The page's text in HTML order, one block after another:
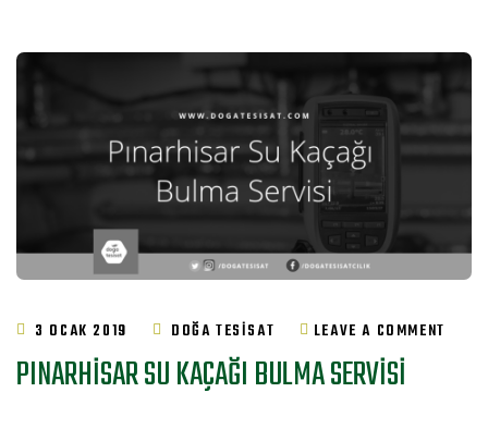
3 OCAK 2019 DOĞA TESISAT LEAVE A COMMENT
PINARHISAR SU KAÇAĞI BULMA SERVISI